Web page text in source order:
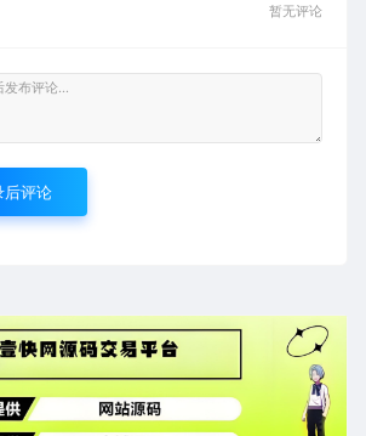
暂无评论
后评论